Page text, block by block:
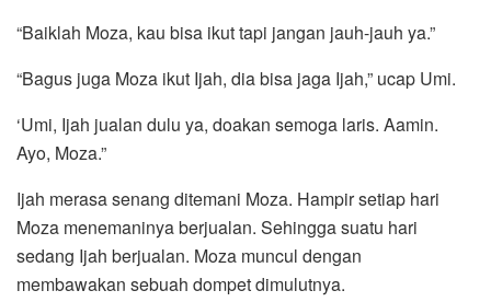
“Baiklah Moza, kau bisa ikut tapi jangan jauh-jauh ya.”
“Bagus juga Moza ikut Ijah, dia bisa jaga Ijah,” ucap Umi.
‘Umi, Ijah jualan dulu ya, doakan semoga laris. Aamin.
Ayo, Moza.”
Ijah merasa senang ditemani Moza. Hampir setiap hari
Moza menemaninya berjualan. Sehingga suatu hari
sedang Ijah berjualan. Moza muncul dengan
membawakan sebuah dompet dimulutnya.